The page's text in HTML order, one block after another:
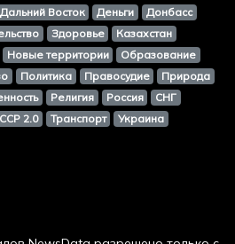
Дальний Восток Деньги
Донбасс
Здоровье
Казахстан
Новые территории
Образование
Политика Правосудие
Природа
Религия Россия
СНГ
2.0 Транспорт
Украина